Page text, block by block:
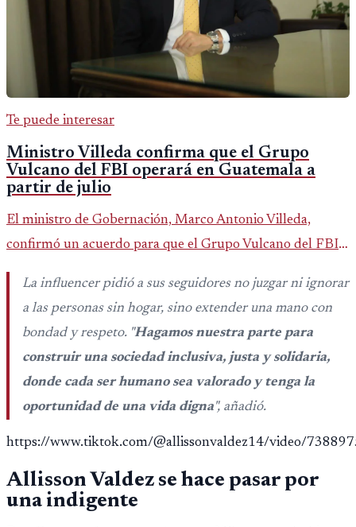
Te puede interesar
Ministro Villeda confirma que el Grupo
Vulcano del FBI operará en Guatemala a
partir de julio
El ministro de Gobernación, Marco Antonio Villeda,
confirmó un acuerdo para que el Grupo Vulcano del FBI
opere en Guatemala a partir de julio, tras un intento
fallido con la administración anterior del Ministerio
Público.
La influencer pidió a sus seguidores no juzgar ni ignorar
a las personas sin hogar, sino extender una mano con
bondad y respeto. "Hagamos nuestra parte para
construir una sociedad inclusiva, justa y solidaria,
donde cada ser humano sea valorado y tenga la
oportunidad de una vida digna", añadió.
https://www.tiktok.com/@allissonvaldez14/video/
Allisson Valdez se hace pasar por
una indigente